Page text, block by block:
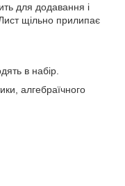
для додавання і
щільно прилипає
в набір.
алгебраїчного